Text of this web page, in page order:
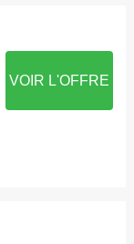
VOIR L'OFFRE